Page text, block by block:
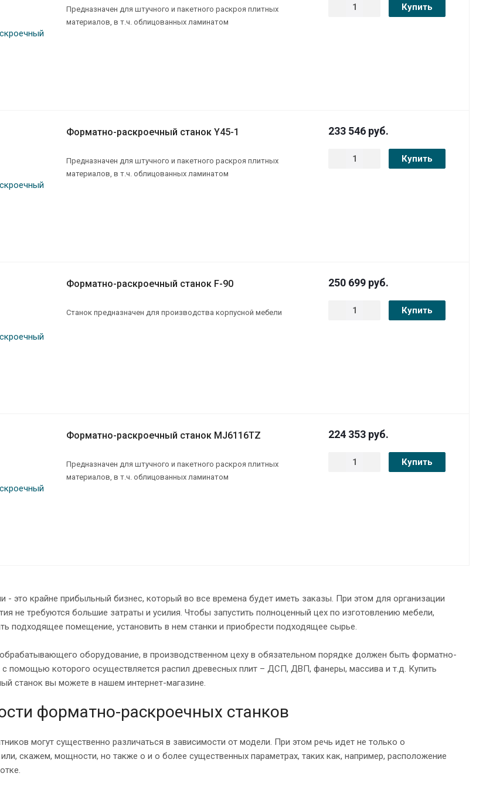
Предназначен для штучного и пакетного раскроя плитных
материалов, в т.ч. облицованных ламинатом
Купить
Форматно-раскроечный станок Y45-1
Предназначен для штучного и пакетного раскроя плитных
материалов, в т.ч. облицованных ламинатом
233 546 руб.
Купить
Форматно-раскроечный станок F-90
Станок предназначен для производства корпусной мебели
250 699 руб.
Купить
Форматно-раскроечный станок MJ6116TZ
Предназначен для штучного и пакетного раскроя плитных
материалов, в т.ч. облицованных ламинатом
224 353 руб.
Купить
- это крайне прибыльный бизнес, который во все времена будет иметь заказы. При этом для организации
не требуются большие затраты и усилия. Чтобы запустить полноценный цех по изготовлению мебели,
подходящее помещение, установить в нем станки и приобрести подходящее сырье.
оборудование, в производственном цеху в обязательном порядке должен быть форматно-
с помощью которого осуществляется распил древесных плит – ДСП, ДВП, фанеры, массива и т.д. Купить
станок вы можете в нашем интернет-магазине.
форматно-раскроечных станков
могут существенно различаться в зависимости от модели. При этом речь идет не только о
скажем, мощности, но также о и о более существенных параметрах, таких как, например, расположение